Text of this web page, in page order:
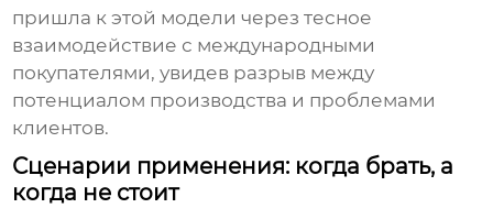
пришла к этой модели через тесное
взаимодействие с международными
покупателями, увидев разрыв между
потенциалом производства и проблемами
клиентов.
Сценарии применения: когда брать, а
когда не стоит